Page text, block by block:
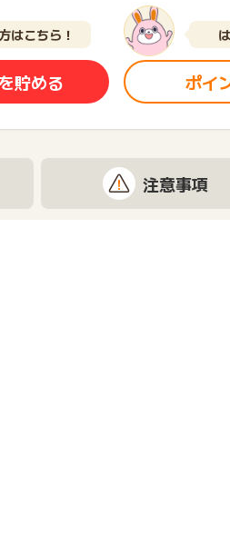
はこちら！
貯める ポイ
注意事項